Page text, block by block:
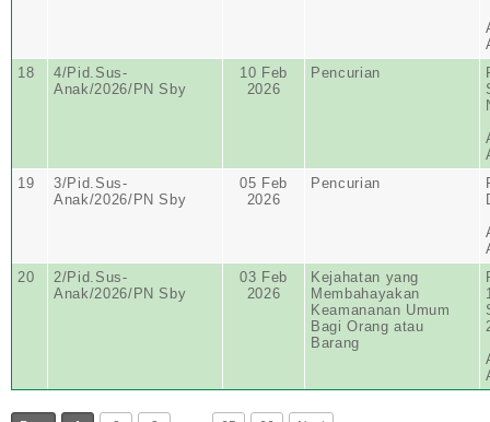
18
4/Pid.Sus-
Anak/2026/PN Sby
10 Feb
2026
Pencurian
19
3/Pid.Sus-
Anak/2026/PN Sby
05 Feb
2026
Pencurian
20
2/Pid.Sus-
Anak/2026/PN Sby
03 Feb
2026
Kejahatan yang
Membahayakan
Keamananan Umum
Bagi Orang atau
Barang